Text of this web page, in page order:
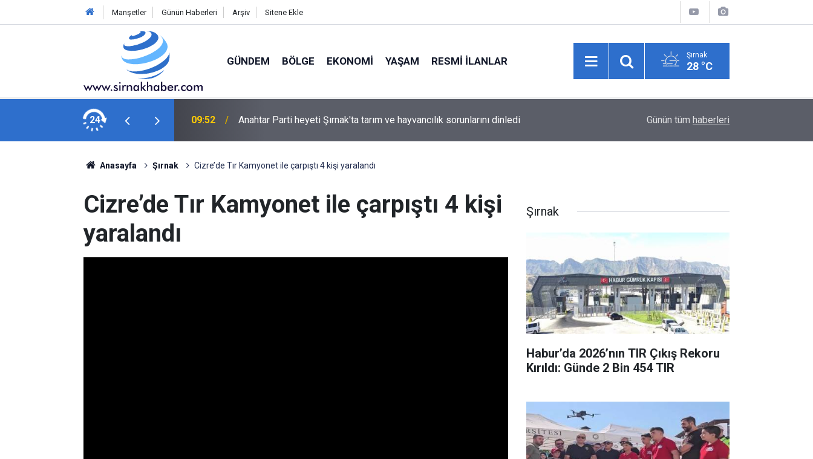
Manşetler Günün Haberleri Arşiv Sitene Ekle
GÜNDEM BÖLGE EKONOMI YAŞAM RESMI İLANLAR Şırnak
28 °C
24
ve hayvancılık sorunlarını dinledi 09:36 Şırnak Emniyet Müdürü Sazak, TEKNOFEST'te gençlerle drone uçurdu Günün tüm haberleri
Anasayfa Şırnak Cizre’de Tır Kamyonet ile çarpıştı 4 kişi yaralandı
Cizre’de Tır Kamyonet ile çarpıştı 4 kişi
yaralandı
Şırnak
Habur’da 2026’nın TIR Çıkış Rekoru
Kırıldı: Günde 2 Bin 454 TIR